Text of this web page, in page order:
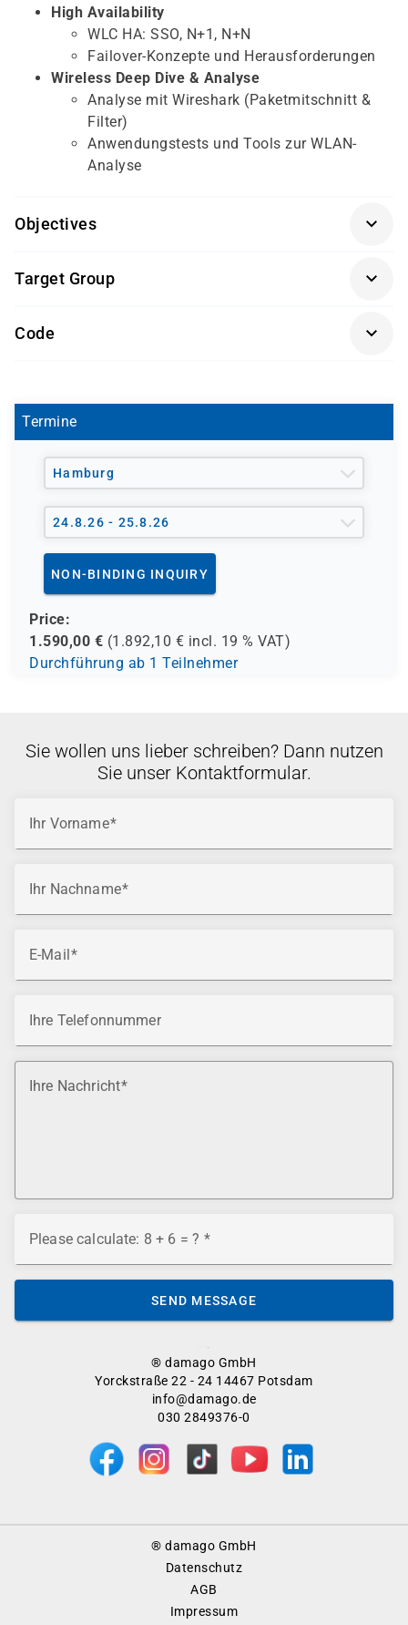
High Availability
WLC HA: SSO, N+1, N+N
Failover-Konzepte und Herausforderungen
Wireless Deep Dive & Analyse
Analyse mit Wireshark (Paketmitschnitt &
Filter)
Anwendungstests und Tools zur WLAN-
Analyse
Objectives
Wireless Fundamentals 1
Grundkenntnisse in Netzwerkprotokollen und
Target Group
IT-Mitarbeiter und Netzwerker
Code
Termine
Hamburg
24.8.26 - 25.8.26
NON-BINDING INQUIRY
Price:
1.590,00 € (1.892,10 € incl. 19 % VAT)
Durchführung ab 1 Teilnehmer
® damago GmbH
Yorckstraße 22 - 24 14467 Potsdam
info@damago.de
030 2849376-0
Sie wollen uns lieber schreiben? Dann nutzen
Sie unser Kontaktformular.
Ihr Vorname
Ihr Nachname
E-Mail
Ihre Telefonnummer
Ihre Nachricht
Please calculate: 8 + 6 = ?
SEND MESSAGE
® damago GmbH
Datenschutz
AGB
Impressum